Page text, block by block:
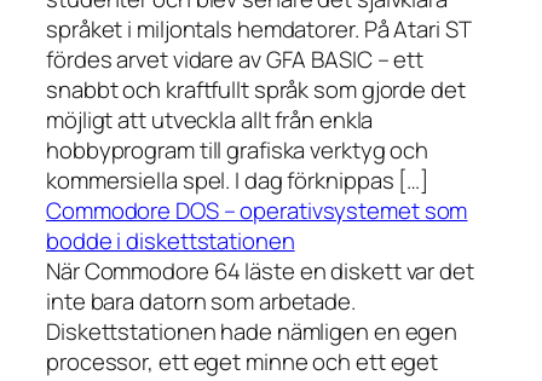
språket i miljontals hemdatorer. På Atari ST
fördes arvet vidare av GFA BASIC – ett
snabbt och kraftfullt språk som gjorde det
möjligt att utveckla allt från enkla
hobbyprogram till grafiska verktyg och
kommersiella spel. I dag förknippas […]
Commodore DOS – operativsystemet som
bodde i diskettstationen
När Commodore 64 läste en diskett var det
inte bara datorn som arbetade.
Diskettstationen hade nämligen en egen
processor, ett eget minne och ett eget